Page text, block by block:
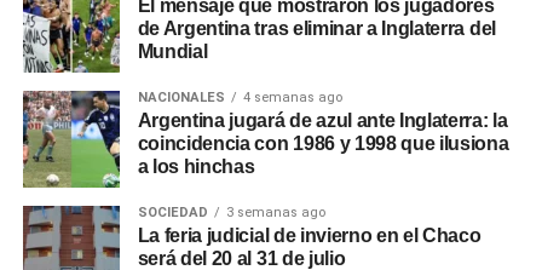
El mensaje que mostraron los jugadores
de Argentina tras eliminar a Inglaterra del
Mundial
NACIONALES 4 semanas ago
Argentina jugará de azul ante Inglaterra: la
coincidencia con 1986 y 1998 que ilusiona
a los hinchas
SOCIEDAD 3 semanas ago
La feria judicial de invierno en el Chaco
será del 20 al 31 de julio